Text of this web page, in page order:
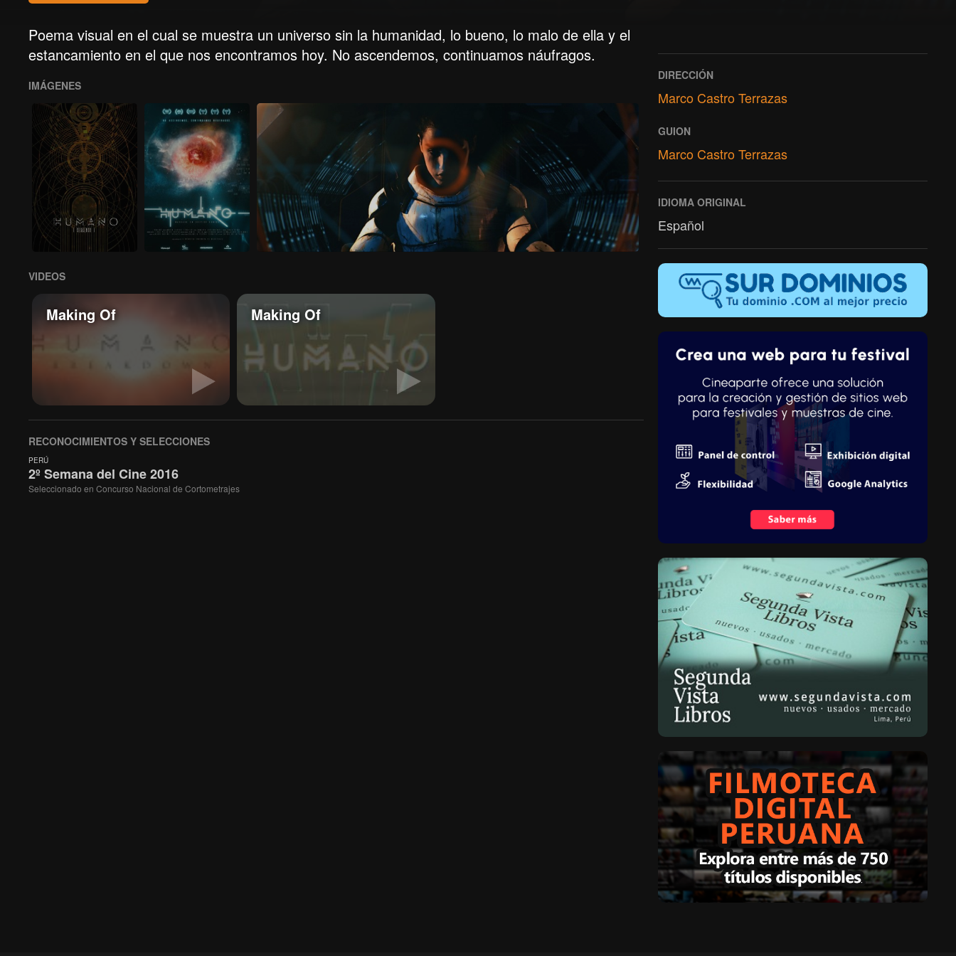
Poema visual en el cual se muestra un universo sin la humanidad, lo bueno, lo malo de ella y el
estancamiento en el que nos encontramos hoy. No ascendemos, continuamos náufragos.
IMÁGENES
VIDEOS
Making Of Making Of
RECONOCIMIENTOS Y SELECCIONES
PERÚ
2º Semana del Cine 2016
Seleccionado en Concurso Nacional de Cortometrajes
DIRECCIÓN
Marco Castro Terrazas
GUION
Marco Castro Terrazas
IDIOMA ORIGINAL
Español